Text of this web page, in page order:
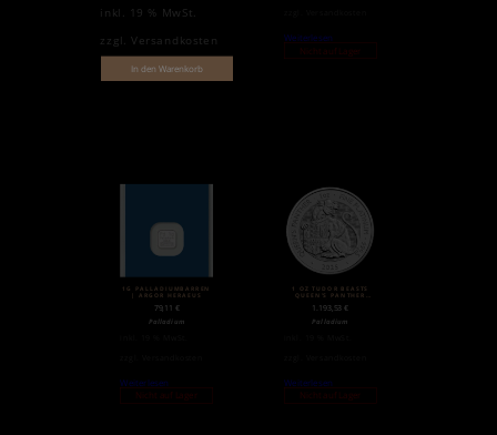
inkl. 19 % MwSt.
zzgl.Versandkosten
In den Warenkorb
Weiterlesen
Nicht auf Lager
1G PALLADIUMBARREN
| ARGOR HERAEUS
79,11 €
Palladium
Weiterlesen
Nicht auf Lager
1 OZ TUDOR BEASTS
QUEEN’S PANTHER
1.193,53€
Palladium
Weiterlesen
Nicht auf Lager